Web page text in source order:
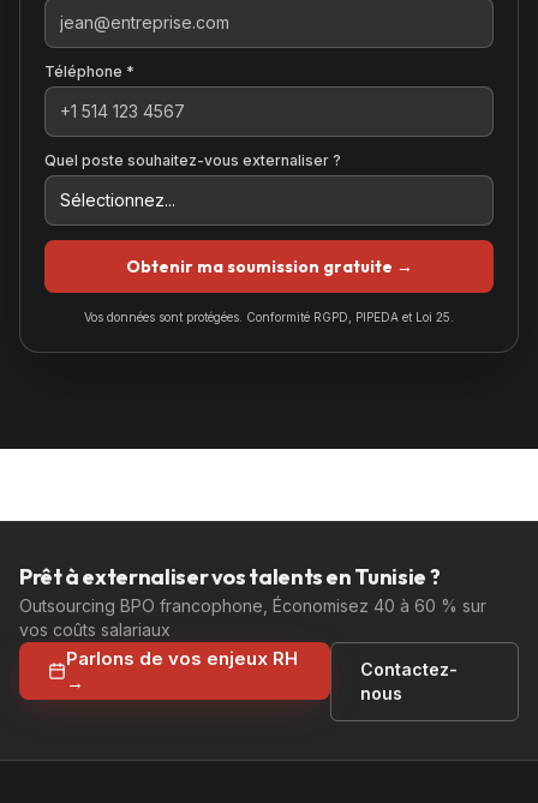
Téléphone *
Quel poste souhaitez-vous externaliser ?
Obtenir ma soumission gratuite →
Vos données sont protégées. Conformité RGPD, PIPEDA et Loi 25.
Prêt à externaliser vos talents en Tunisie ?
Outsourcing BPO francophone, Économisez 40 à 60 % sur
vos coûts salariaux
Parlons de vos enjeux RH
→
Contactez-
nous